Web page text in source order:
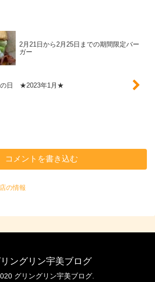
2月21日から2月25日までの期間限定バー
ガー
の日 ★2023年1月★
コメントを書き込む
の情報
ングリン宇美ブログ
グリングリン宇美ブログ.